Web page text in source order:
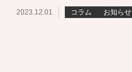
2023.12.01 コラム お知らせ